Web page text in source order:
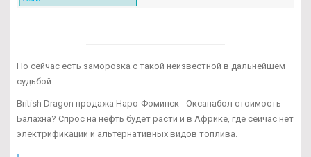
Но сейчас есть заморозка с такой неизвестной в дальнейшем
судьбой.
British Dragon продажа Наро-Фоминск - Оксанабол стоимость
Балахна? Спрос на нефть будет расти и в Африке, где сейчас нет
электрификации и альтернативных видов топлива.